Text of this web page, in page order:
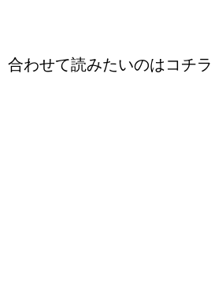
合わせて読みたいのはコチラ